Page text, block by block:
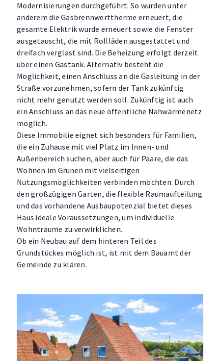
Modernisierungen durchgeführt. So wurden unter
anderem die Gasbrennwerttherme erneuert, die
gesamte Elektrik wurde erneuert sowie die Fenster
ausgetauscht, die mit Rollläden ausgestattet und
dreifach verglast sind. Die Beheizung erfolgt derzeit
über einen Gastank. Alternativ besteht die
Möglichkeit, einen Anschluss an die Gasleitung in der
Straße vorzunehmen, sofern der Tank zukünftig
nicht mehr genutzt werden soll. Zukünftig ist auch
ein Anschluss an das neue öffentliche Nahwärmenetz
möglich.
Diese Immobilie eignet sich besonders für Familien,
die ein Zuhause mit viel Platz im Innen- und
Außenbereich suchen, aber auch für Paare, die das
Wohnen im Grünen mit vielseitigen
Nutzungsmöglichkeiten verbinden möchten. Durch
den großzügigen Garten, die flexible Raumaufteilung
und das vorhandene Ausbaupotenzial bietet dieses
Haus ideale Voraussetzungen, um individuelle
Wohnträume zu verwirklichen.
Ob ein Neubau auf dem hinteren Teil des
Grundstückes möglich ist, ist mit dem Bauamt der
Gemeinde zu klären.